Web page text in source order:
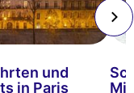
und
in Paris